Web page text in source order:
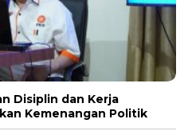
Disiplin dan Kerja
Kemenangan Politik